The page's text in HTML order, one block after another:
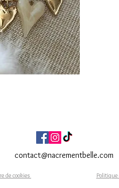
contact@nacrementbelle.com
de cookies